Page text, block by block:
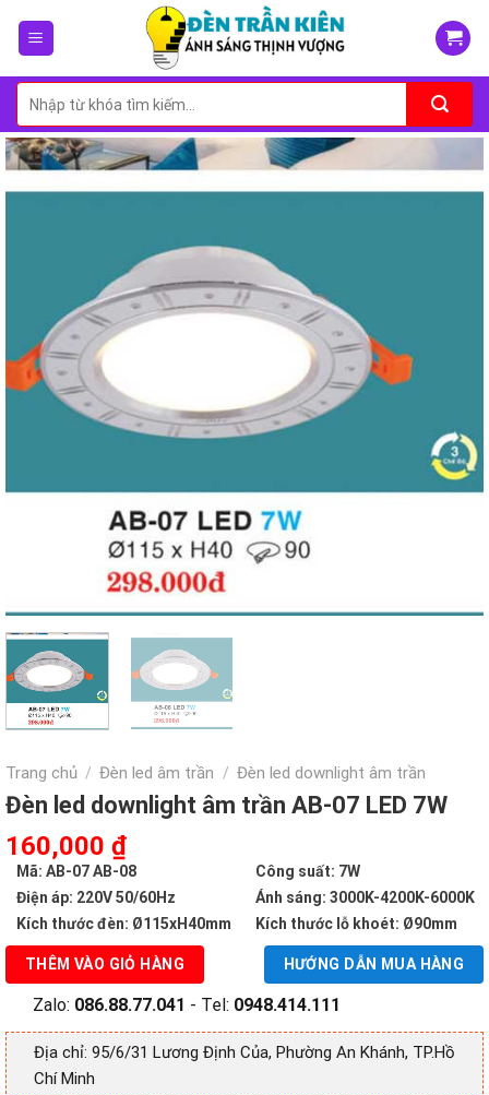
Tìm
kiếm:
Trang chủ / Đèn led âm trần / Đèn led downlight âm trần
Đèn led downlight âm trần AB-07 LED 7W
Giá
gốc
là:
298,000 ₫.
160,000 ₫Giá
hiện
tại
là:
160,000 ₫.
Mã: AB-07 AB-08
Công suất: 7W
Điện áp: 220V 50/60Hz
Ánh sáng: 3000K-4200K-6000K
Kích thước đèn: Ø115xH40mm
Kích thước lỗ khoét: Ø90mm
HƯỚNG DẪN MUA HÀNG
THÊM VÀO GIỎ HÀNG
Zalo: 086.88.77.041 - Tel: 0948.414.111
Địa chỉ: 95/6/31 Lương Định Của, Phường An Khánh, TP.Hồ
Chí Minh